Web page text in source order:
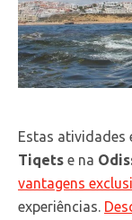
Estas atividades
Tiqets e na
vantagens
experiências.